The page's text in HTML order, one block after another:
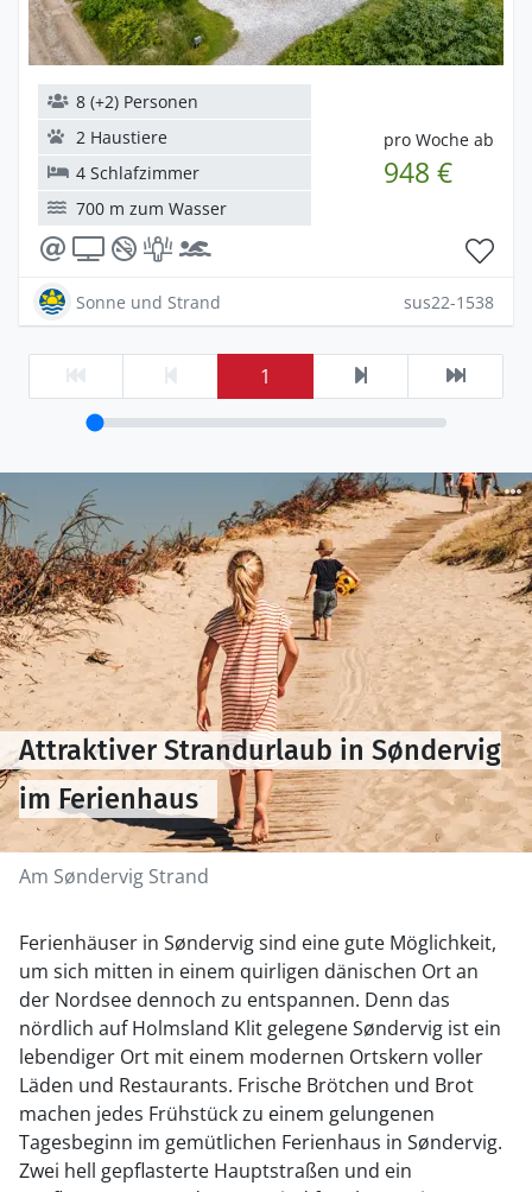
pro Woche ab
948 €
8 (+2) Personen
2 Haustiere
4 Schlafzimmer
700 m zum Wasser
Sonne und Strand sus22-1538
1
Am Søndervig Strand
Attraktiver Strandurlaub in Søndervig
im Ferienhaus
Ferienhäuser in Søndervig sind eine gute Möglichkeit,
um sich mitten in einem quirligen dänischen Ort an
der Nordsee dennoch zu entspannen. Denn das
nördlich auf Holmsland Klit gelegene Søndervig ist ein
lebendiger Ort mit einem modernen Ortskern voller
Läden und Restaurants. Frische Brötchen und Brot
machen jedes Frühstück zu einem gelungenen
Tagesbeginn im gemütlichen Ferienhaus in Søndervig.
Zwei hell gepflasterte Hauptstraßen und ein